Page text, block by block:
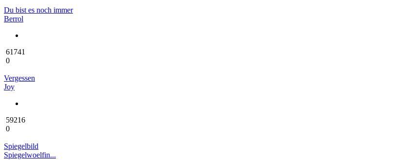
Du bist es noch immer
Berrol
61741
0
Vergessen
Joy
59216
0
Spiegelbild
Spiegelwoelfin...